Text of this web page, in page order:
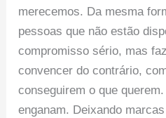
merecemos. Da mesma
pessoas que não estão
compromisso sério, mas
convencer do contrário,
conseguirem o que
enganam. Deixando